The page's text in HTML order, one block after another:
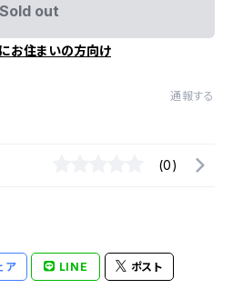
Sold out
お住まいの方向け
通報する
(0)
ア LINE ポスト